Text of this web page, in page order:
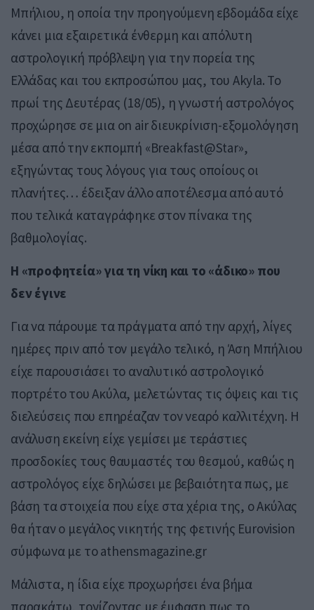
Μπήλιου, η οποία την προηγούμενη εβδομάδα είχε
κάνει μια εξαιρετικά ένθερμη και απόλυτη
αστρολογική πρόβλεψη για την πορεία της
Ελλάδας και του εκπροσώπου μας, του Akyla. Το
πρωί της Δευτέρας (18/05), η γνωστή αστρολόγος
προχώρησε σε μια on air διευκρίνιση-εξομολόγηση
μέσα από την εκπομπή «Breakfast@Star»,
εξηγώντας τους λόγους για τους οποίους οι
πλανήτες… έδειξαν άλλο αποτέλεσμα από αυτό
που τελικά καταγράφηκε στον πίνακα της
βαθμολογίας.
Η «προφητεία» για τη νίκη και το «άδικο» που
δεν έγινε
Για να πάρουμε τα πράγματα από την αρχή, λίγες
ημέρες πριν από τον μεγάλο τελικό, η Άση Μπήλιου
είχε παρουσιάσει το αναλυτικό αστρολογικό
πορτρέτο του Ακύλα, μελετώντας τις όψεις και τις
διελεύσεις που επηρέαζαν τον νεαρό καλλιτέχνη. Η
ανάλυση εκείνη είχε γεμίσει με τεράστιες
προσδοκίες τους θαυμαστές του θεσμού, καθώς η
αστρολόγος είχε δηλώσει με βεβαιότητα πως, με
βάση τα στοιχεία που είχε στα χέρια της, ο Ακύλας
θα ήταν ο μεγάλος νικητής της φετινής Eurovision
σύμφωνα με το athensmagazine.gr
Μάλιστα, η ίδια είχε προχωρήσει ένα βήμα
παρακάτω, τονίζοντας με έμφαση πως το